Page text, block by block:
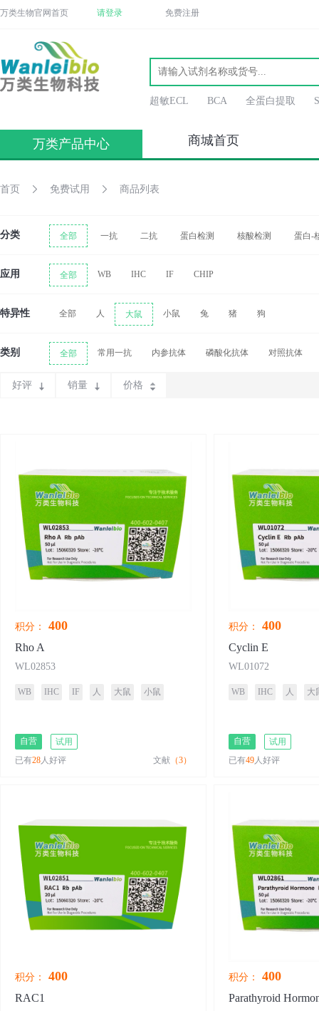
万类生物官网首页 请登录 免费注册
超敏ECL BCA 全蛋白提取
万类产品中心 商城首页
首页 免费试用 商品列表
分类 全部 一抗 二抗 蛋白检测 核酸检测 蛋白-
应用 全部 WB IHC IF CHIP
特异性 全部 人 大鼠 小鼠 兔 猪 狗
类别 全部 常用一抗 内参抗体 磷酸化抗体 对照抗体
好评 销量 价格
积分： 400
Rho A
WL02853
WB IHC IF 人 大鼠 小鼠
自营
试用
已有28人好评 文献 （3）
积分： 400
Cyclin E
WL01072
WB IHC 人 大
自营
试用
已有49人好评
积分： 400
RAC1
积分： 400
Parathyroid